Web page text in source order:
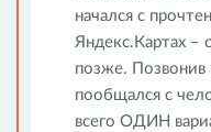
начался с
Яндекс.Картах –
позже. Позвонив
пообщался с
всего ОДИН